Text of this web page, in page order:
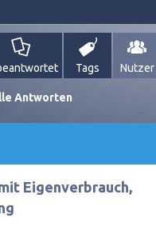
Tags Nutzer
Antworten
Eigenverbrauch,